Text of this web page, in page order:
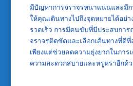
มีปัญหาการจราจรหนาแน่นและมีก
ให้คุณเดินทางไปถึงจุดหมายได้อย่
รวดเร็ว การมีคนขับที่มีประสบการ
จราจรติดขัดและเลือกเส้นทางที่ดี
เพียงแต่ช่วยลดความยุ่งยากในการ
ความสะดวกสบายและหรูหราอีกด้